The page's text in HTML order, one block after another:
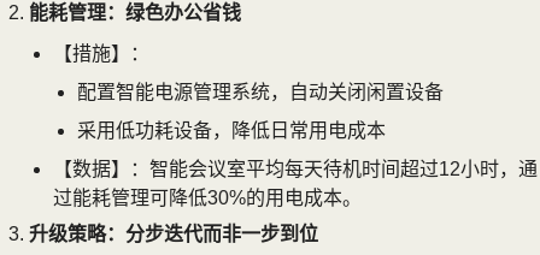
能耗管理：绿色办公省钱
【措施】：
配置智能电源管理系统，自动关闭闲置设备
采用低功耗设备，降低日常用电成本
【数据】：智能会议室平均每天待机时间超过12小时，通
过能耗管理可降低30%的用电成本。
升级策略：分步迭代而非一步到位